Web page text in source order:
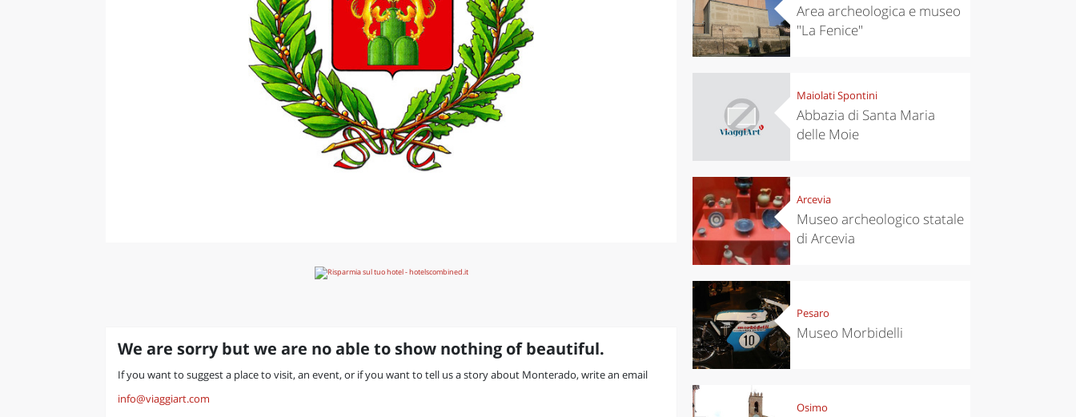
We are sorry but we are no able to show nothing of beautiful.
If you want to suggest a place to visit, an event, or if you want to tell us a story about Monterado, write an email
info@viaggiart.com
Area archeologica e museo
"La Fenice"
Maiolati Spontini
Abbazia di Santa Maria
delle Moie
Arcevia
Museo archeologico statale
di Arcevia
Pesaro
Museo Morbidelli
Osimo